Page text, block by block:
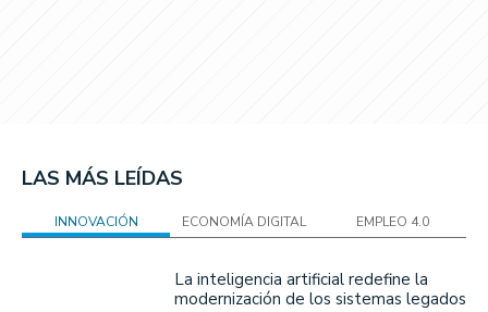
LAS MÁS LEÍDAS
INNOVACIÓN ECONOMÍA DIGITAL EMPLEO 4.0
La inteligencia artificial redefine la
modernización de los sistemas legados